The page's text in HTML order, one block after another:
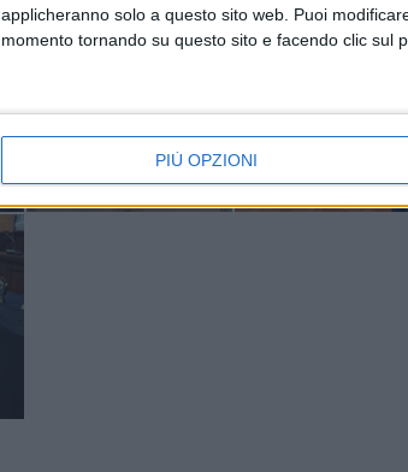
applicheranno solo a questo sito web. Puoi
momento tornando su questo sito e facendo clic sul
PIÙ OPZIONI